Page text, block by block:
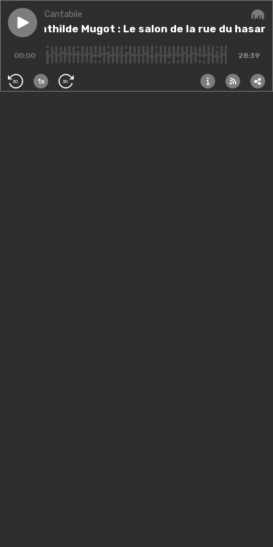
Play episodeAvec Mathilde Mugot : Le salon de la rue du hasard
Cantabile
Avec Mathilde Mugot : Le salon de la rue du hasard
00:00 28:39
30 1x 30